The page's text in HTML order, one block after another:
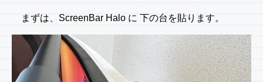
まずは、ScreenBar Halo に 下の台を貼ります。